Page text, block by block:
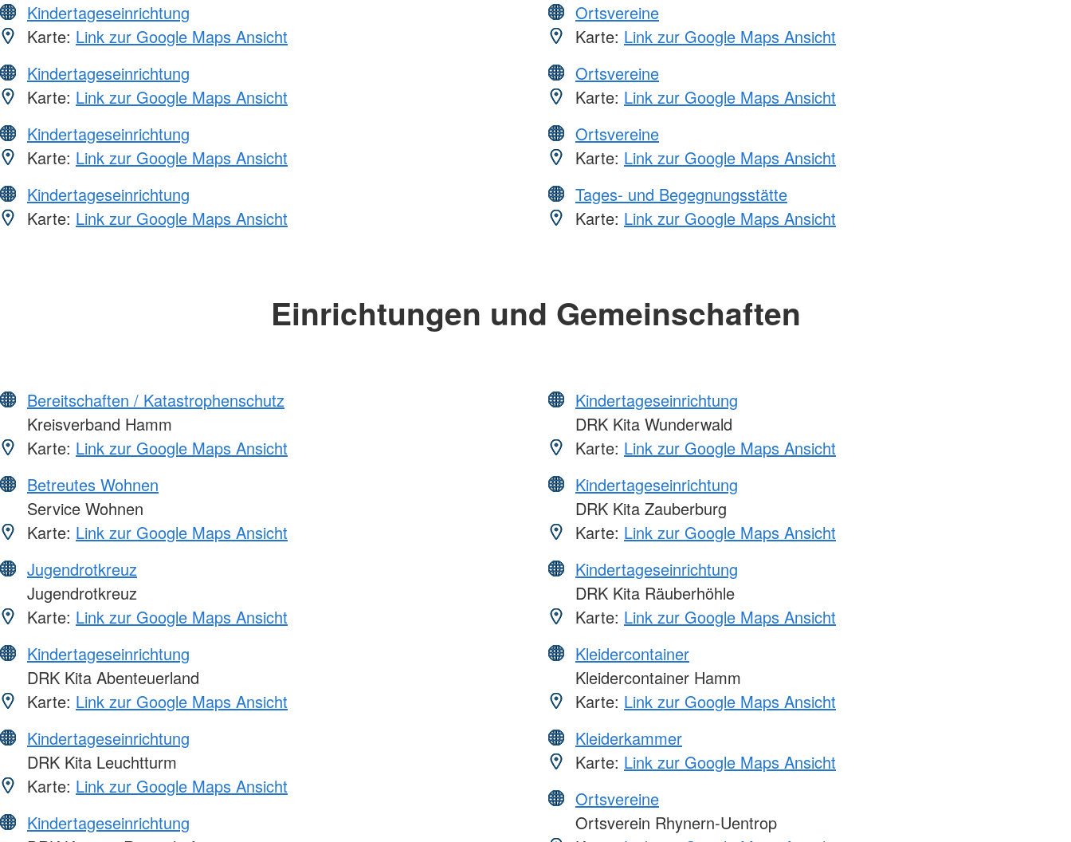
Kindertageseinrichtung
Karte: Link zur Google Maps Ansicht
Kindertageseinrichtung
Karte: Link zur Google Maps Ansicht
Kindertageseinrichtung
Karte: Link zur Google Maps Ansicht
Kindertageseinrichtung
Karte: Link zur Google Maps Ansicht
Ortsvereine
Karte: Link zur Google Maps Ansicht
Ortsvereine
Karte: Link zur Google Maps Ansicht
Ortsvereine
Karte: Link zur Google Maps Ansicht
Tages- und Begegnungsstätte
Karte: Link zur Google Maps Ansicht
Einrichtungen und Gemeinschaften
Bereitschaften / Katastrophenschutz
Kreisverband Hamm
Karte: Link zur Google Maps Ansicht
Betreutes Wohnen
Service Wohnen
Karte: Link zur Google Maps Ansicht
Jugendrotkreuz
Jugendrotkreuz
Karte: Link zur Google Maps Ansicht
Kindertageseinrichtung
DRK Kita Abenteuerland
Karte: Link zur Google Maps Ansicht
Kindertageseinrichtung
DRK Kita Leuchtturm
Karte: Link zur Google Maps Ansicht
Kindertageseinrichtung
Kindertageseinrichtung
DRK Kita Wunderwald
Karte: Link zur Google Maps Ansicht
Kindertageseinrichtung
DRK Kita Zauberburg
Karte: Link zur Google Maps Ansicht
Kindertageseinrichtung
DRK Kita Räuberhöhle
Karte: Link zur Google Maps Ansicht
Kleidercontainer
Kleidercontainer Hamm
Karte: Link zur Google Maps Ansicht
Kleiderkammer
Karte: Link zur Google Maps Ansicht
Ortsvereine
Ortsverein Rhynern-Uentrop